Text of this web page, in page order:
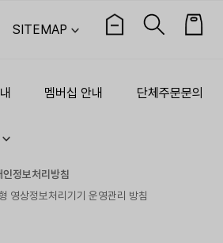
SITEMAP
멤버십 안내 단체주문문의
인정보처리방침
영상정보처리기기 운영관리 방침